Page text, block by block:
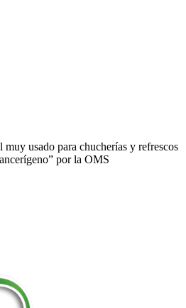
usado para chucherías y refrescos
por la OMS